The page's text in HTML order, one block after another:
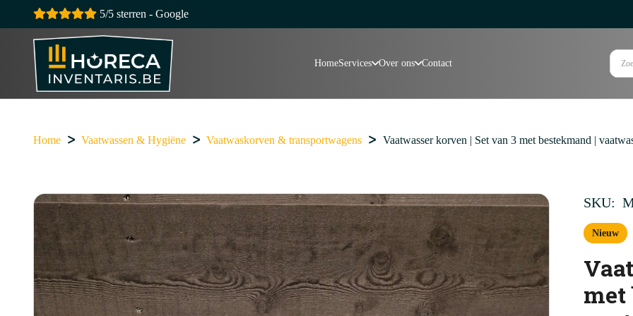
5/5 sterren - Google
HomeServices Over ons Contact
Home Vaatwassen & Hygiëne Vaatwaskorven & transportwagens Vaatwasser korven | Set van 3 met bestekmand |
SKU:
Nieuw
met